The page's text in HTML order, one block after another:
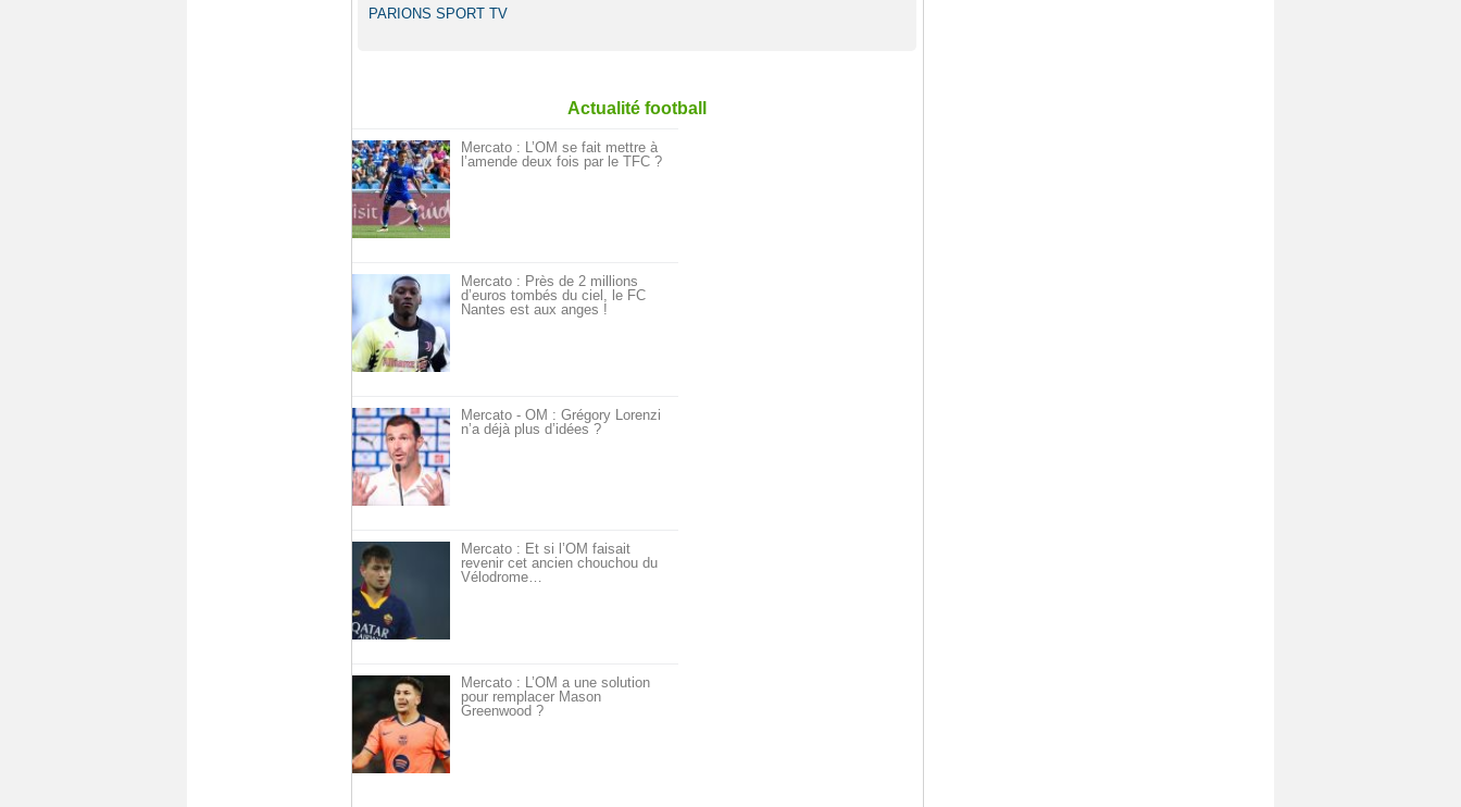
PARIONS SPORT TV
Actualité football
Mercato : L’OM se fait mettre à
l’amende deux fois par le TFC ?
Mercato : Près de 2 millions
d’euros tombés du ciel, le FC
Nantes est aux anges !
Mercato - OM : Grégory Lorenzi
n’a déjà plus d’idées ?
Mercato : Et si l’OM faisait
revenir cet ancien chouchou du
Vélodrome…
Mercato : L’OM a une solution
pour remplacer Mason
Greenwood ?